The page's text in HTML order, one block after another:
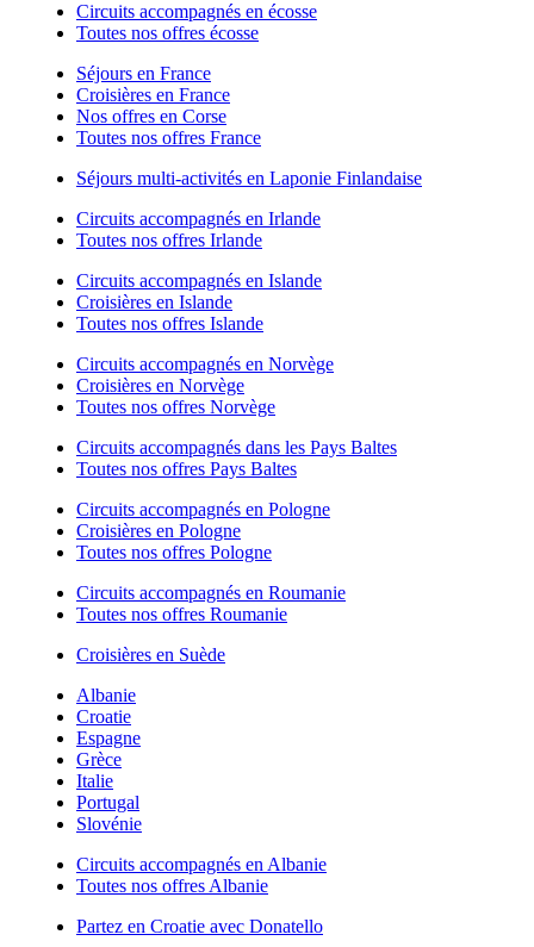
Circuits accompagnés en écosse
Toutes nos offres écosse
Séjours en France
Croisières en France
Nos offres en Corse
Toutes nos offres France
Séjours multi-activités en Laponie Finlandaise
Circuits accompagnés en Irlande
Toutes nos offres Irlande
Circuits accompagnés en Islande
Croisières en Islande
Toutes nos offres Islande
Circuits accompagnés en Norvège
Croisières en Norvège
Toutes nos offres Norvège
Circuits accompagnés dans les Pays Baltes
Toutes nos offres Pays Baltes
Circuits accompagnés en Pologne
Croisières en Pologne
Toutes nos offres Pologne
Circuits accompagnés en Roumanie
Toutes nos offres Roumanie
Croisières en Suède
Albanie
Croatie
Espagne
Grèce
Italie
Portugal
Slovénie
Circuits accompagnés en Albanie
Toutes nos offres Albanie
Partez en Croatie avec Donatello